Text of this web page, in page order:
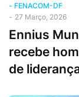
- FENACOM-DF
- 27 Março, 2026
Ennius
recebe
de